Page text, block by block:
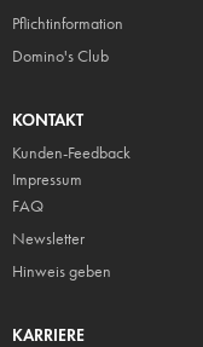
Pflichtinformation
Domino's Club
KONTAKT
Kunden-Feedback
Impressum
FAQ
Newsletter
Hinweis geben
KARRIERE